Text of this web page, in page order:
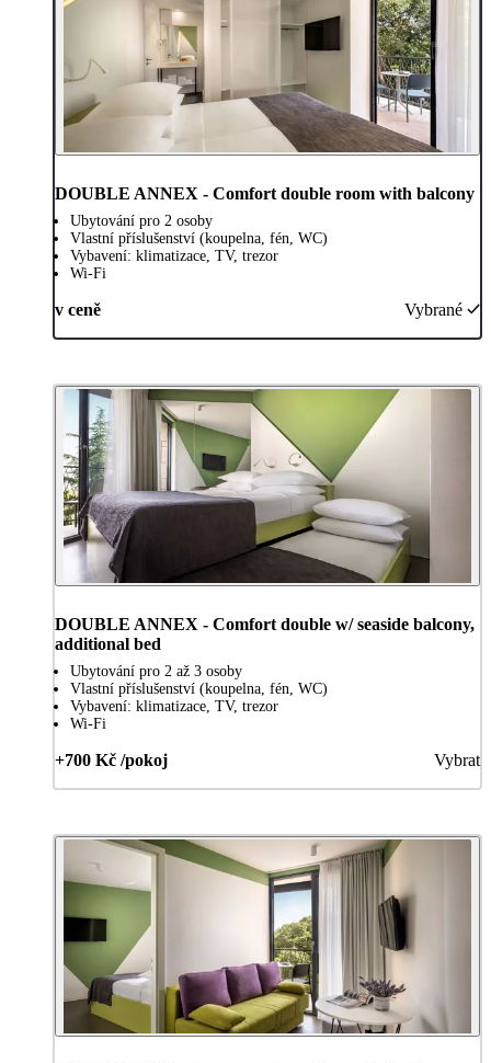
DOUBLE ANNEX - Comfort double room with balcony
Ubytování pro 2 osoby
Vlastní příslušenství (koupelna, fén, WC)
Vybavení: klimatizace, TV, trezor
Wi-Fi
v ceně Vybrané
DOUBLE ANNEX - Comfort double w/ seaside balcony,
additional bed
Ubytování pro 2 až 3 osoby
Vlastní příslušenství (koupelna, fén, WC)
Vybavení: klimatizace, TV, trezor
Wi-Fi
+700 Kč /pokoj Vybrat